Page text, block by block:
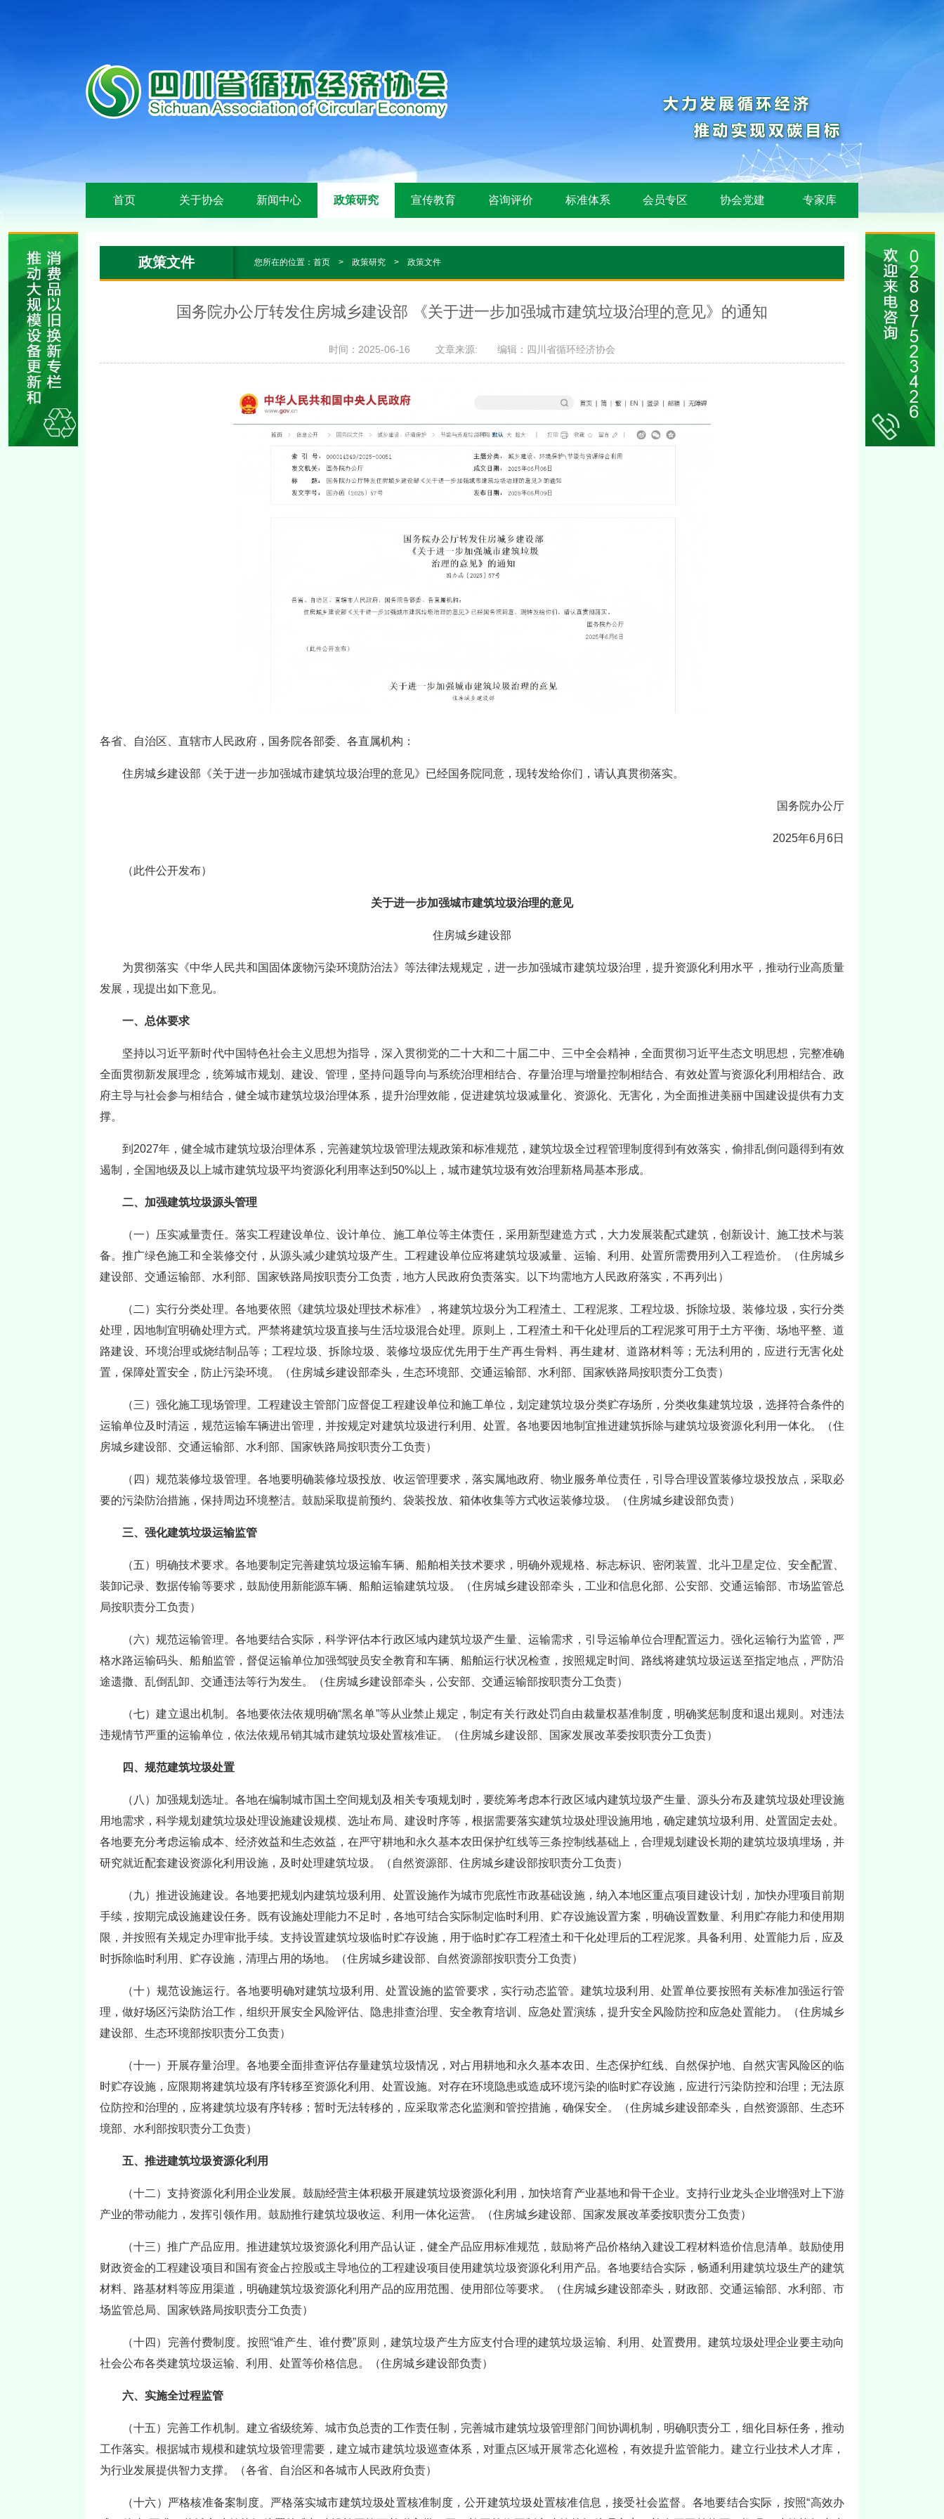
首页 关于协会 新闻中心 政策研究 宣传教育 咨询评价 标准体系 会员专区 协会党建 专家库
政策文件 您所在的位置： 首页 > 政策研究 > 政策文件
国务院办公厅转发住房城乡建设部 《关于进一步加强城市建筑垃圾治理的意见》的通知
时间：2025-06-16 文章来源: 编辑：四川省循环经济协会
各省、自治区、直辖市人民政府，国务院各部委、各直属机构：
住房城乡建设部《关于进一步加强城市建筑垃圾治理的意见》已经国务院同意，现转发给你们，请认真贯彻落实。
国务院办公厅
2025年6月6日
（此件公开发布）
关于进一步加强城市建筑垃圾治理的意见
住房城乡建设部
为贯彻落实《中华人民共和国固体废物污染环境防治法》等法律法规规定，进一步加强城市建筑垃圾治理，提升资源化利用水平，推动行业高质量
发展，现提出如下意见。
一、总体要求
坚持以习近平新时代中国特色社会主义思想为指导，深入贯彻党的二十大和二十届二中、三中全会精神，全面贯彻习近平生态文明思想，完整准确
全面贯彻新发展理念，统筹城市规划、建设、管理，坚持问题导向与系统治理相结合、存量治理与增量控制相结合、有效处置与资源化利用相结合、政
府主导与社会参与相结合，健全城市建筑垃圾治理体系，提升治理效能，促进建筑垃圾减量化、资源化、无害化，为全面推进美丽中国建设提供有力支
撑。
到2027年，健全城市建筑垃圾治理体系，完善建筑垃圾管理法规政策和标准规范，建筑垃圾全过程管理制度得到有效落实，偷排乱倒问题得到有效
遏制，全国地级及以上城市建筑垃圾平均资源化利用率达到50%以上，城市建筑垃圾有效治理新格局基本形成。
二、加强建筑垃圾源头管理
（一）压实减量责任。落实工程建设单位、设计单位、施工单位等主体责任，采用新型建造方式，大力发展装配式建筑，创新设计、施工技术与装
备。推广绿色施工和全装修交付，从源头减少建筑垃圾产生。工程建设单位应将建筑垃圾减量、运输、利用、处置所需费用列入工程造价。（住房城乡
建设部、交通运输部、水利部、国家铁路局按职责分工负责，地方人民政府负责落实。以下均需地方人民政府落实，不再列出）
（二）实行分类处理。各地要依照《建筑垃圾处理技术标准》，将建筑垃圾分为工程渣土、工程泥浆、工程垃圾、拆除垃圾、装修垃圾，实行分类
处理，因地制宜明确处理方式。严禁将建筑垃圾直接与生活垃圾混合处理。原则上，工程渣土和干化处理后的工程泥浆可用于土方平衡、场地平整、道
路建设、环境治理或烧结制品等；工程垃圾、拆除垃圾、装修垃圾应优先用于生产再生骨料、再生建材、道路材料等；无法利用的，应进行无害化处
置，保障处置安全，防止污染环境。（住房城乡建设部牵头，生态环境部、交通运输部、水利部、国家铁路局按职责分工负责）
（三）强化施工现场管理。工程建设主管部门应督促工程建设单位和施工单位，划定建筑垃圾分类贮存场所，分类收集建筑垃圾，选择符合条件的
运输单位及时清运，规范运输车辆进出管理，并按规定对建筑垃圾进行利用、处置。各地要因地制宜推进建筑拆除与建筑垃圾资源化利用一体化。（住
房城乡建设部、交通运输部、水利部、国家铁路局按职责分工负责）
（四）规范装修垃圾管理。各地要明确装修垃圾投放、收运管理要求，落实属地政府、物业服务单位责任，引导合理设置装修垃圾投放点，采取必
要的污染防治措施，保持周边环境整洁。鼓励采取提前预约、袋装投放、箱体收集等方式收运装修垃圾。（住房城乡建设部负责）
三、强化建筑垃圾运输监管
（五）明确技术要求。各地要制定完善建筑垃圾运输车辆、船舶相关技术要求，明确外观规格、标志标识、密闭装置、北斗卫星定位、安全配置、
装卸记录、数据传输等要求，鼓励使用新能源车辆、船舶运输建筑垃圾。（住房城乡建设部牵头，工业和信息化部、公安部、交通运输部、市场监管总
局按职责分工负责）
（六）规范运输管理。各地要结合实际，科学评估本行政区域内建筑垃圾产生量、运输需求，引导运输单位合理配置运力。强化运输行为监管，严
格水路运输码头、船舶监管，督促运输单位加强驾驶员安全教育和车辆、船舶运行状况检查，按照规定时间、路线将建筑垃圾运送至指定地点，严防沿
途遗撒、乱倒乱卸、交通违法等行为发生。（住房城乡建设部牵头，公安部、交通运输部按职责分工负责）
（七）建立退出机制。各地要依法依规明确“黑名单”等从业禁止规定，制定有关行政处罚自由裁量权基准制度，明确奖惩制度和退出规则。对违法
违规情节严重的运输单位，依法依规吊销其城市建筑垃圾处置核准证。（住房城乡建设部、国家发展改革委按职责分工负责）
四、规范建筑垃圾处置
（八）加强规划选址。各地在编制城市国土空间规划及相关专项规划时，要统筹考虑本行政区域内建筑垃圾产生量、源头分布及建筑垃圾处理设施
用地需求，科学规划建筑垃圾处理设施建设规模、选址布局、建设时序等，根据需要落实建筑垃圾处理设施用地，确定建筑垃圾利用、处置固定去处。
各地要充分考虑运输成本、经济效益和生态效益，在严守耕地和永久基本农田保护红线等三条控制线基础上，合理规划建设长期的建筑垃圾填埋场，并
研究就近配套建设资源化利用设施，及时处理建筑垃圾。（自然资源部、住房城乡建设部按职责分工负责）
（九）推进设施建设。各地要把规划内建筑垃圾利用、处置设施作为城市兜底性市政基础设施，纳入本地区重点项目建设计划，加快办理项目前期
手续，按期完成设施建设任务。既有设施处理能力不足时，各地可结合实际制定临时利用、贮存设施设置方案，明确设置数量、利用贮存能力和使用期
限，并按照有关规定办理审批手续。支持设置建筑垃圾临时贮存设施，用于临时贮存工程渣土和干化处理后的工程泥浆。具备利用、处置能力后，应及
时拆除临时利用、贮存设施，清理占用的场地。（住房城乡建设部、自然资源部按职责分工负责）
（十）规范设施运行。各地要明确对建筑垃圾利用、处置设施的监管要求，实行动态监管。建筑垃圾利用、处置单位要按照有关标准加强运行管
理，做好场区污染防治工作，组织开展安全风险评估、隐患排查治理、安全教育培训、应急处置演练，提升安全风险防控和应急处置能力。（住房城乡
建设部、生态环境部按职责分工负责）
（十一）开展存量治理。各地要全面排查评估存量建筑垃圾情况，对占用耕地和永久基本农田、生态保护红线、自然保护地、自然灾害风险区的临
时贮存设施，应限期将建筑垃圾有序转移至资源化利用、处置设施。对存在环境隐患或造成环境污染的临时贮存设施，应进行污染防控和治理；无法原
位防控和治理的，应将建筑垃圾有序转移；暂时无法转移的，应采取常态化监测和管控措施，确保安全。（住房城乡建设部牵头，自然资源部、生态环
境部、水利部按职责分工负责）
五、推进建筑垃圾资源化利用
（十二）支持资源化利用企业发展。鼓励经营主体积极开展建筑垃圾资源化利用，加快培育产业基地和骨干企业。支持行业龙头企业增强对上下游
产业的带动能力，发挥引领作用。鼓励推行建筑垃圾收运、利用一体化运营。（住房城乡建设部、国家发展改革委按职责分工负责）
（十三）推广产品应用。推进建筑垃圾资源化利用产品认证，健全产品应用标准规范，鼓励将产品价格纳入建设工程材料造价信息清单。鼓励使用
财政资金的工程建设项目和国有资金占控股或主导地位的工程建设项目使用建筑垃圾资源化利用产品。各地要结合实际，畅通利用建筑垃圾生产的建筑
材料、路基材料等应用渠道，明确建筑垃圾资源化利用产品的应用范围、使用部位等要求。（住房城乡建设部牵头，财政部、交通运输部、水利部、市
场监管总局、国家铁路局按职责分工负责）
（十四）完善付费制度。按照“谁产生、谁付费”原则，建筑垃圾产生方应支付合理的建筑垃圾运输、利用、处置费用。建筑垃圾处理企业要主动向
社会公布各类建筑垃圾运输、利用、处置等价格信息。（住房城乡建设部负责）
六、实施全过程监管
（十五）完善工作机制。建立省级统筹、城市负总责的工作责任制，完善城市建筑垃圾管理部门间协调机制，明确职责分工，细化目标任务，推动
工作落实。根据城市规模和建筑垃圾管理需要，建立城市建筑垃圾巡查体系，对重点区域开展常态化巡检，有效提升监管能力。建立行业技术人才库，
为行业发展提供智力支撑。（各省、自治区和各城市人民政府负责）
（十六）严格核准备案制度。严格落实城市建筑垃圾处置核准制度，公开建筑垃圾处置核准信息，接受社会监督。各地要结合实际，按照“高效办